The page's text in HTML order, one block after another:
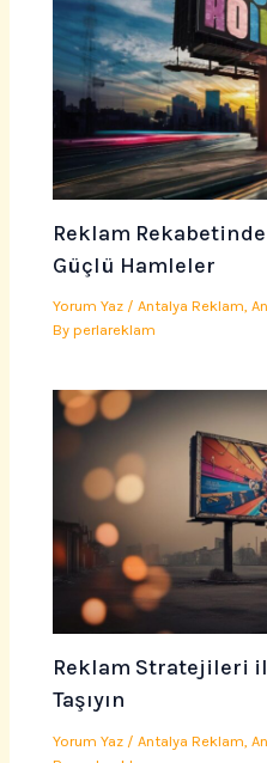
Reklam
Güçlü Hamleler
Yorum Yaz /Antalya Reklam,
Byperlareklam
Reklam Stratejileri
Taşıyın
Yorum Yaz /Antalya Reklam ,